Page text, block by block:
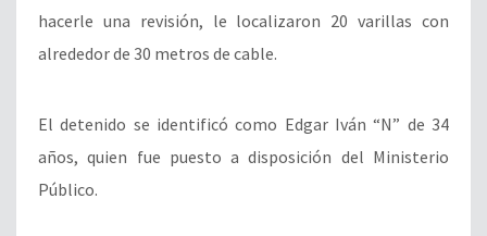
hacerle una revisión, le localizaron 20 varillas con
alrededor de 30 metros de cable.
El detenido se identificó como Edgar Iván “N” de 34
años, quien fue puesto a disposición del Ministerio
Público.